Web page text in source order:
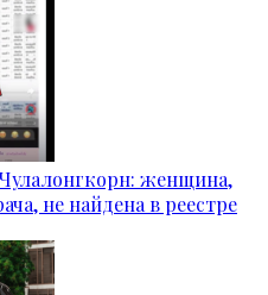
женщина,
не найдена в реестре